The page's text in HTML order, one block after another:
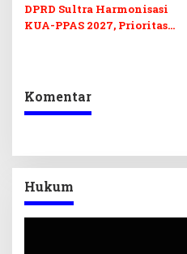
DPRD Sultra Harmonisasi
KUA-PPAS 2027, Prioritas
Komentar
Hukum